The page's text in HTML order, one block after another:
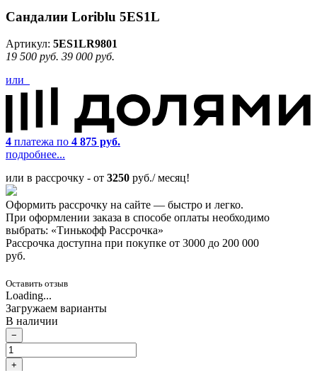
Сандалии Loriblu 5ES1L
Артикул: 5ES1LR9801
19 500 руб. 39 000 руб.
или
4 платежа по 4 875 руб.
подробнее...
или в рассрочку - от 3250 руб./ месяц!
Оформить рассрочку на сайте — быстро и легко.
При оформлении заказа в способе оплаты необходимо
выбрать: «Тинькофф Рассрочка»
Рассрочка доступна при покупке от 3000 до 200 000
руб.
Оставить отзыв
Loading...
Загружаем варианты
В наличии
−
+